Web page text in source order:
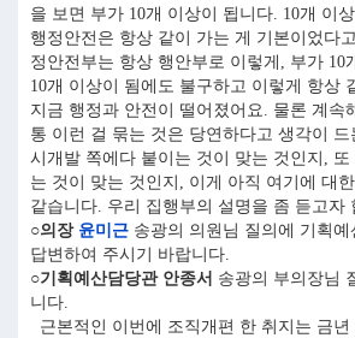
을 보면 부가 10개 이상이 됩니다. 10개 이
행정안전은 항상 같이 가는 게 기본이었다
정안전부는 항상 행안부로 이렇게, 부가 10
10개 이상이 됨에도 불구하고 이렇게 항상
지금 행정과 안전이 떨어졌어요. 물론 계속
통 이런 걸 묶는 것은 당연하다고 생각이
시개발 쪽에다 붙이는 것이 맞는 것인지, 또
는 것이 맞는 것인지, 이게 아직 여기에 대
같습니다. 우리 집행부의 설명을 좀 듣고자
○의장 윤미근 송광의 의원님 질의에 기획예
답변하여 주시기 바랍니다.
○기획예산담당관 안종서 송광의 부의장님
니다.
근본적인 이번에 조직개편 한 취지는 금년